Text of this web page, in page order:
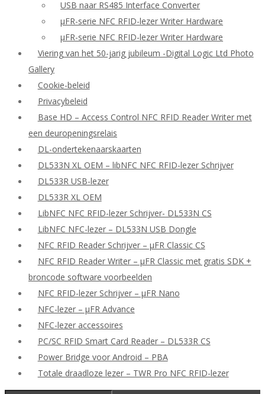
USB naar RS485 Interface Converter
μFR-serie NFC RFID-lezer Writer Hardware
μFR-serie NFC RFID-lezer Writer Hardware
Viering van het 50-jarig jubileum -Digital Logic Ltd Photo
Gallery
Cookie-beleid
Privacybeleid
Base HD – Access Control NFC RFID Reader Writer met
een deuropeningsrelais
DL-ondertekenaarskaarten
DL533N XL OEM – libNFC NFC RFID-lezer Schrijver
DL533R USB-lezer
DL533R XL OEM
LibNFC NFC RFID-lezer Schrijver- DL533N CS
LibNFC NFC-lezer – DL533N USB Dongle
NFC RFID Reader Schrijver – μFR Classic CS
NFC RFID Reader Writer – μFR Classic met gratis SDK +
broncode software voorbeelden
NFC RFID-lezer Schrijver – μFR Nano
NFC-lezer – μFR Advance
NFC-lezer accessoires
PC/SC RFID Smart Card Reader – DL533R CS
Power Bridge voor Android – PBA
Totale draadloze lezer – TWR Pro NFC RFID-lezer